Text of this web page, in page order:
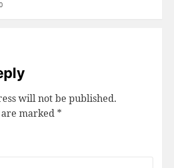
will not be published.
marked *